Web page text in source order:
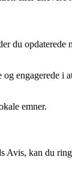
du opdaterede
engagerede i
emner.
kan du